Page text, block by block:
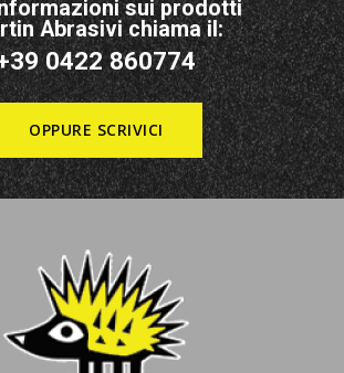
sui prodotti
Abrasivi chiama il:
0422 860774
OPPURE SCRIVICI